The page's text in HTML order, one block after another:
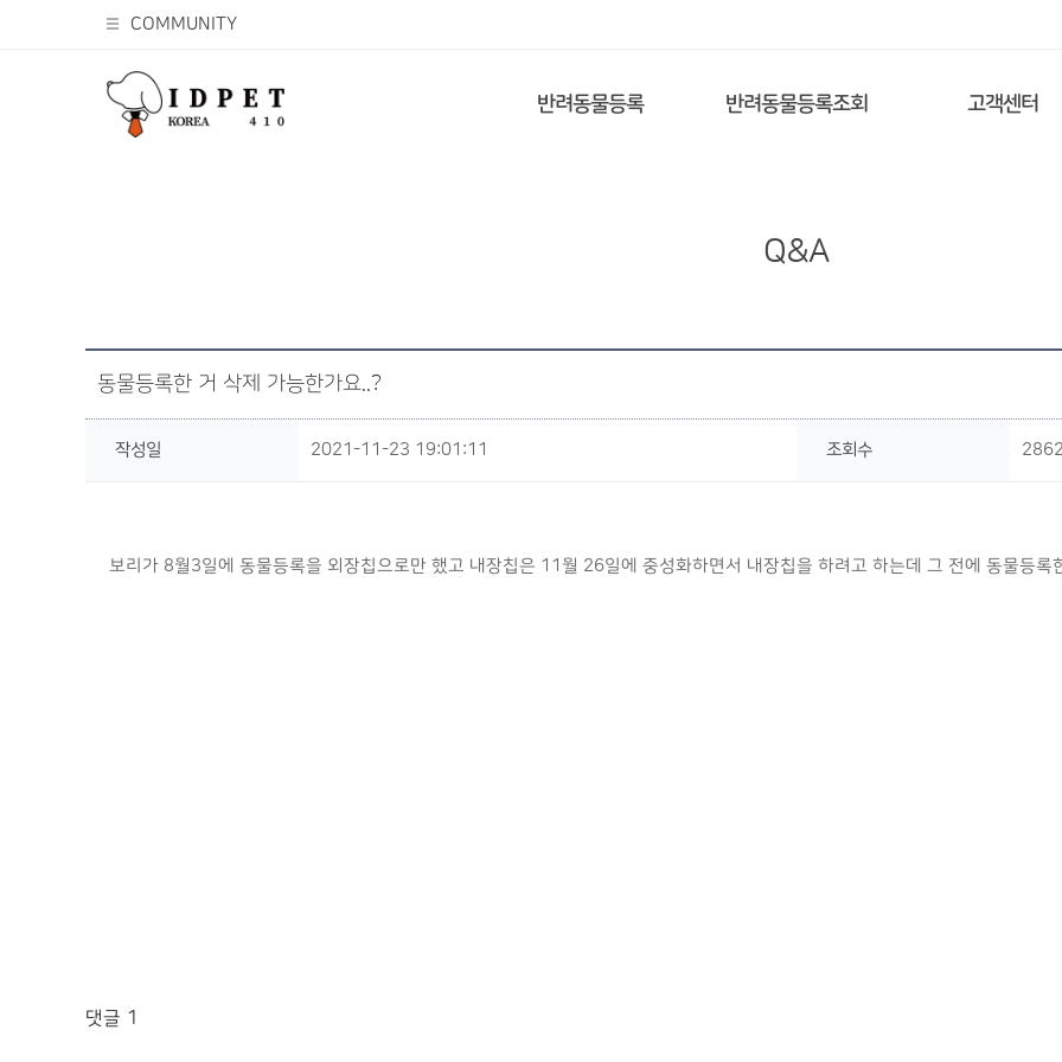
COMMUNITY
반려동물등록 반려동물등록조회 고객센터
Q&A
동물등록한 거 삭제 가능한가요..?
작성일 2021-11-23 19:01:11 조회수 2862
보리가 8월3일에 동물등록을 외장칩으로만 했고 내장칩은 11월 26일에 중성화하면서 내장칩을 하려고 하는데 그 전에 동물등록
댓글 1